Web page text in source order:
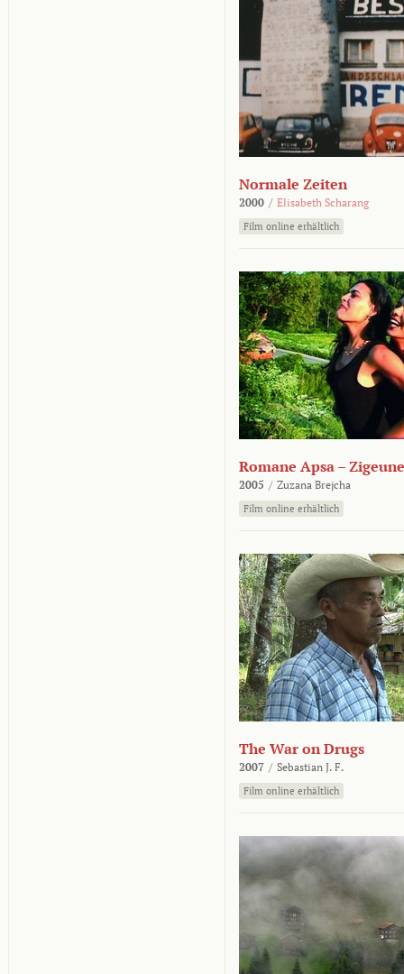
Normale Zeiten
2000 / Elisabeth Scharang
Film online erhältlich
Romane Apsa –
2005 / Zuzana Brejcha
Film online erhältlich
The War on Drugs
2007 / Sebastian J. F.
Film online erhältlich